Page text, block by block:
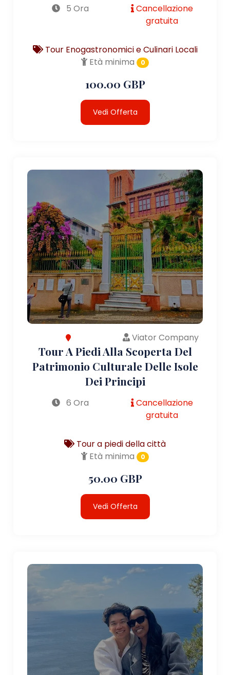
5 Ora
Cancellazione
gratuita
Tour Enogastronomici e Culinari Locali
Età minima
0
100.00 GBP
Vedi Offerta
Viator Company
Tour A Piedi Alla Scoperta Del
Patrimonio Culturale Delle Isole
Dei Principi
6 Ora
Cancellazione
gratuita
Tour a piedi della città
Età minima
0
50.00 GBP
Vedi Offerta